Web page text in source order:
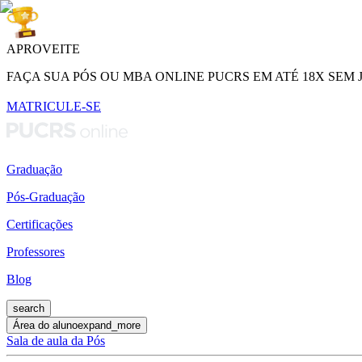
APROVEITE
FAÇA SUA PÓS OU MBA ONLINE PUCRS EM ATÉ 18X SEM
MATRICULE-SE
Graduação
Pós-Graduação
Certificações
Professores
Blog
search
Área do alunoexpand_more
Sala de aula da Pós